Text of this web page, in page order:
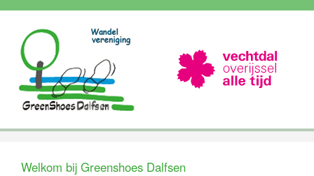
Welkom bij Greenshoes Dalfsen